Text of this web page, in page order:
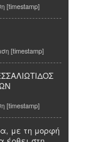
[timestamp]
[timestamp]
[timestamp]
με τη μορφή